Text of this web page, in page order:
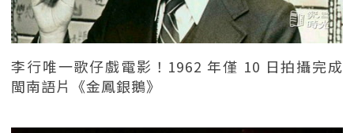
李行唯一歌仔戲電影！1962 年僅 10 日拍攝完成
閩南語片《金鳳銀鵝》